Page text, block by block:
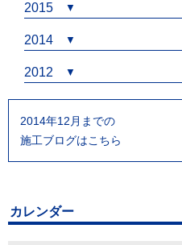
2015
2014
2012
2014年12月までの
施工ブログはこちら
カレンダー